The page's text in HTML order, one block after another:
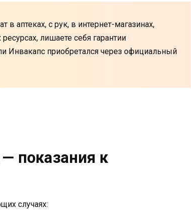
в аптеках, с рук, в интернет-магазинах,
лишаете себя гарантии
Инвакапс приобретался через официальный
показания к
случаях: